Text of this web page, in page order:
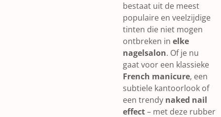
bestaat uit de meest
populaire en veelzijdige
tinten die niet mogen
ontbreken in elke
nagelsalon. Of je nu
gaat voor een klassieke
French manicure, een
subtiele kantoorlook of
een trendy naked nail
effect– met deze rubber